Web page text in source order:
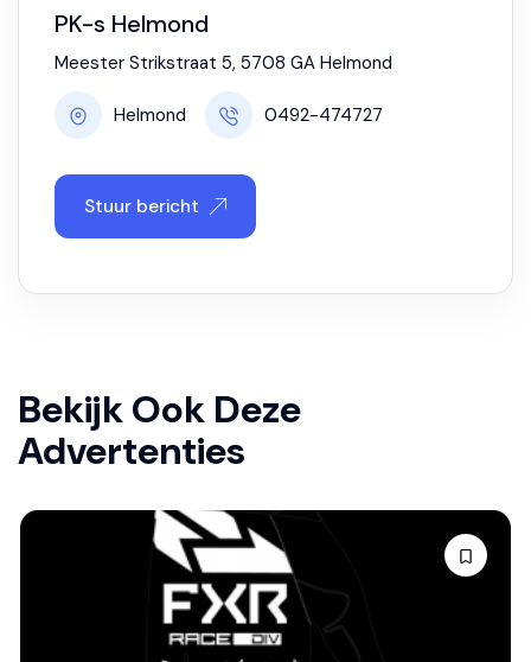
PK-s Helmond
Meester Strikstraat 5, 5708 GA Helmond
Helmond 0492-474727
Stuur bericht
Bekijk Ook Deze
Advertenties